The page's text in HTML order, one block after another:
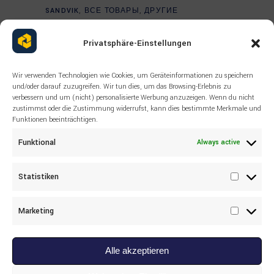
Privatsphäre-Einstellungen
Wir verwenden Technologien wie Cookies, um Geräteinformationen zu speichern
und/oder darauf zuzugreifen. Wir tun dies, um das Browsing-Erlebnis zu
verbessern und um (nicht) personalisierte Werbung anzuzeigen. Wenn du nicht
zustimmst oder die Zustimmung widerrufst, kann dies bestimmte Merkmale und
Funktionen beeinträchtigen.
Funktional Always active
Statistiken
Marketing
Alle akzeptieren
Read more
SANDVIK, ВСЕ ТОВАРЫ ,ДРУГИЕ
BUSHING